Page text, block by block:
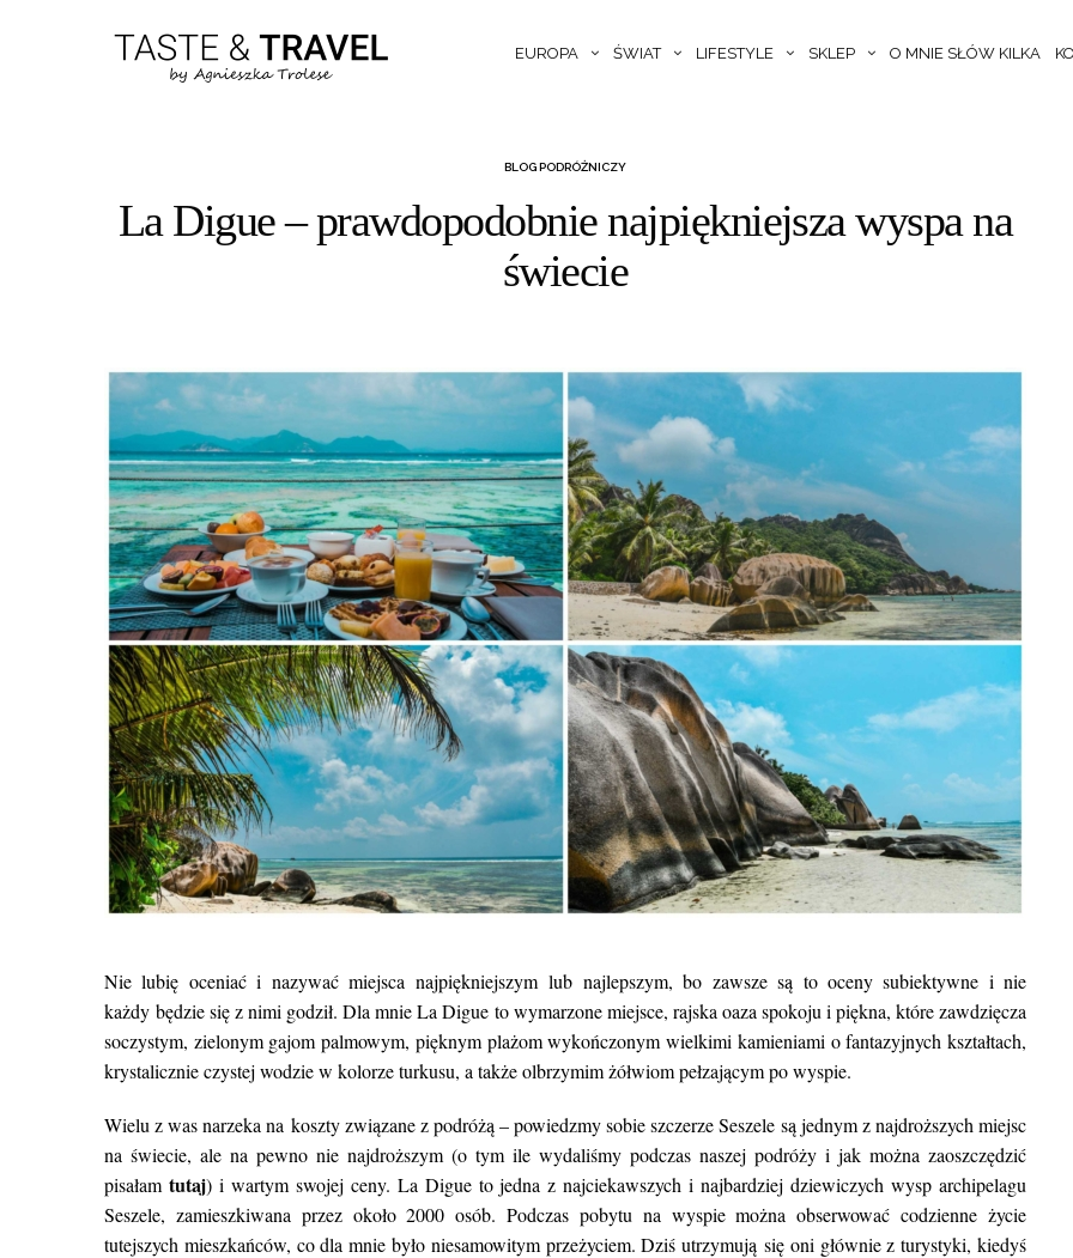
EUROPA ŚWIAT LIFESTYLE SKLEP O MNIE SŁÓW KILKA
BLOG PODRÓŻNICZY
La Digue – prawdopodobnie najpiękniejsza wyspa na
świecie
Nie lubię oceniać i nazywać miejsca najpiękniejszym lub najlepszym, bo zawsze są to oceny subiektywne i nie
każdy będzie się z nimi godził. Dla mnie La Digue to wymarzone miejsce, rajska oaza spokoju i piękna, które zawdzięcza
soczystym, zielonym gajom palmowym, pięknym plażom wykończonym wielkimi kamieniami o fantazyjnych kształtach,
krystalicznie czystej wodzie w kolorze turkusu, a także olbrzymim żółwiom pełzającym po wyspie.
Wielu z was narzeka na koszty związane z podróżą – powiedzmy sobie szczerze Seszele są jednym z najdroższych miejsc
na świecie, ale na pewno nie najdroższym (o tym ile wydaliśmy podczas naszej podróży i jak można zaoszczędzić
pisałam tutaj) i wartym swojej ceny. La Digue to jedna z najciekawszych i najbardziej dziewiczych wysp archipelagu
Seszele, zamieszkiwana przez około 2000 osób. Podczas pobytu na wyspie można obserwować codzienne życie
tutejszych mieszkańców, co dla mnie było niesamowitym przeżyciem. Dziś utrzymują się oni głównie z turystyki, kiedyś
Egzotyczne wakacje we
gdzie warto się wybrać